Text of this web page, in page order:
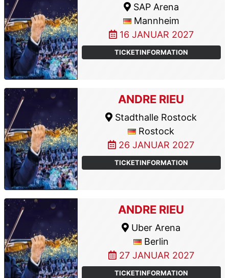
SAP Arena
Mannheim
16 JANUAR 2027
TICKETINFORMATION
ANDRE RIEU
Stadthalle Rostock
Rostock
26 JANUAR 2027
TICKETINFORMATION
ANDRE RIEU
Uber Arena
Berlin
27 JANUAR 2027
TICKETINFORMATION